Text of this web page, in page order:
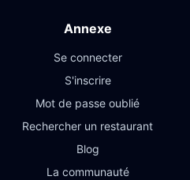
Annexe
Se connecter
S'inscrire
Mot de passe oublié
Rechercher un restaurant
Blog
La communauté